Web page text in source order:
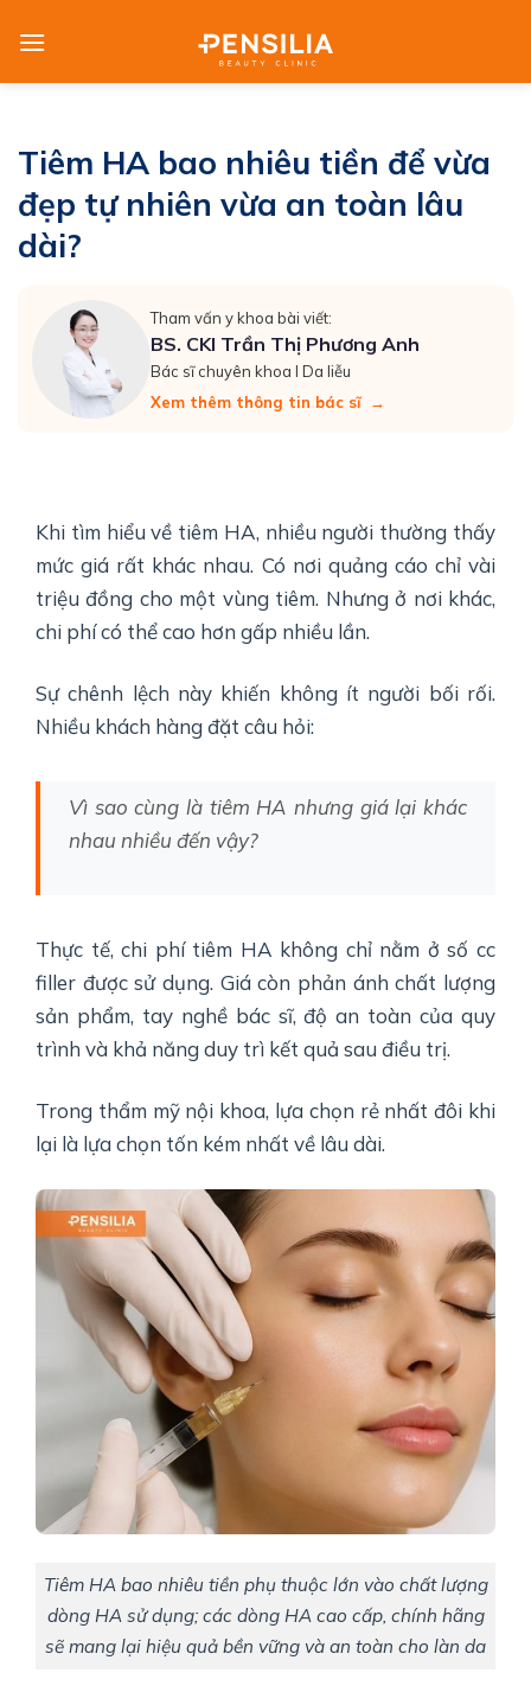
Tiêm HA bao nhiêu tiền để vừa
đẹp tự nhiên vừa an toàn lâu
dài?
Tham vấn y khoa bài viết:
BS. CKI Trần Thị Phương Anh
Bác sĩ chuyên khoa I Da liễu
Xem thêm thông tin bác sĩ
→
Khi tìm hiểu về tiêm HA, nhiều người thường thấy
mức giá rất khác nhau. Có nơi quảng cáo chỉ vài
triệu đồng cho một vùng tiêm. Nhưng ở nơi khác,
chi phí có thể cao hơn gấp nhiều lần.
Sự chênh lệch này khiến không ít người bối rối.
Nhiều khách hàng đặt câu hỏi:
Vì sao cùng là tiêm HA nhưng giá lại khác
nhau nhiều đến vậy?
Thực tế, chi phí tiêm HA không chỉ nằm ở số cc
filler được sử dụng. Giá còn phản ánh chất lượng
sản phẩm, tay nghề bác sĩ, độ an toàn của quy
trình và khả năng duy trì kết quả sau điều trị.
Trong thẩm mỹ nội khoa, lựa chọn rẻ nhất đôi khi
lại là lựa chọn tốn kém nhất về lâu dài.
Tiêm HA bao nhiêu tiền phụ thuộc lớn vào chất lượng
dòng HA sử dụng; các dòng HA cao cấp, chính hãng
sẽ mang lại hiệu quả bền vững và an toàn cho làn da